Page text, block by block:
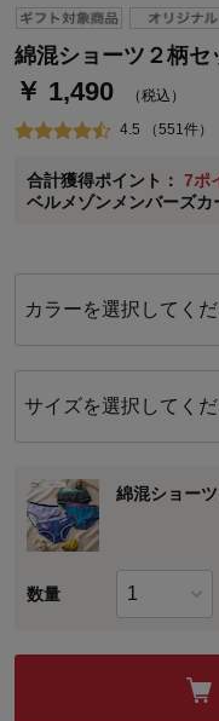
綿混ショーツ２柄セ
￥ 1,490 （税込）
4.5 （551件）
合計獲得ポイント： 7ポ
ベルメゾンメンバーズカ
ベルメゾン・ポイントにつ
通常商品送料無料 返品
即時入会なら更に500円
※メンバーズカードの加算
に対して適用されます。
カラーを選択してく
サイズを選択してく
綿混ショー
数量